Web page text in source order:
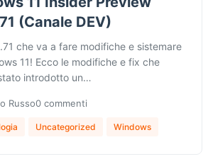
(Canale DEV)
che va a fare modifiche e sistemare
11! Ecco le modifiche e fix che
introdotto un…
Russo0 commenti
Uncategorized Windows